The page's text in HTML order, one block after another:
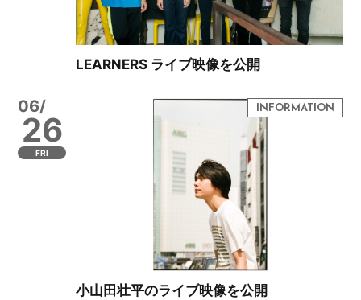
LEARNERS ライブ映像を公開
06/
26
FRI
小山田壮平のライブ映像を公開